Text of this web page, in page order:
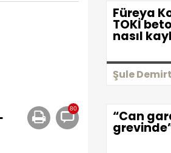
80
Füreya
TOKİ
nasıl
Şule
“Can